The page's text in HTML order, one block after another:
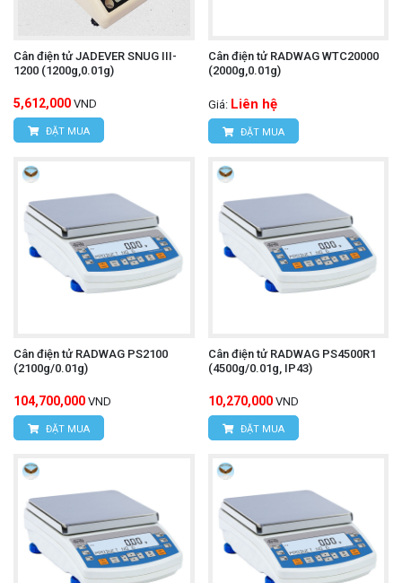
Cân điện tử JADEVER SNUG III-
1200 (1200g,0.01g)
5,612,000 VND
ĐẶT MUA
Cân điện tử RADWAG WTC20000
(2000g,0.01g)
Giá: Liên hệ
ĐẶT MUA
Cân điện tử RADWAG PS2100
(2100g/0.01g)
104,700,000 VND
ĐẶT MUA
Cân điện tử RADWAG PS4500R1
(4500g/0.01g, IP43)
10,270,000 VND
ĐẶT MUA